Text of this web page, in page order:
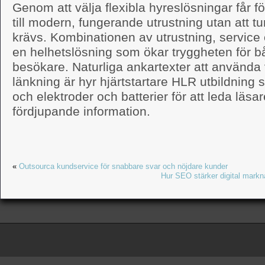
Genom att välja flexibla hyreslösningar får
till modern, fungerande utrustning utan att
krävs. Kombinationen av utrustning,
en helhetslösning som ökar tryggheten för
besökare. Naturliga ankartexter att
länkning är hyr hjärtstartare HLR utbildning
och elektroder och batterier för att leda
fördjupande information.
« Outsourca kundservice för snabbare svar och nöjdare kunder
Hur SEO stärker digital